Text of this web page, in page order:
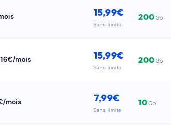
15,99€
Sans limite
200Go
mois 15,99€
Sans limite
200Go
mois 7,99€
Sans limite
10Go